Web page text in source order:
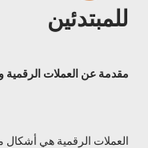
للمبتدئين
مقدمة عن العملات الرقمية
العملات الرقمية هي أشكال